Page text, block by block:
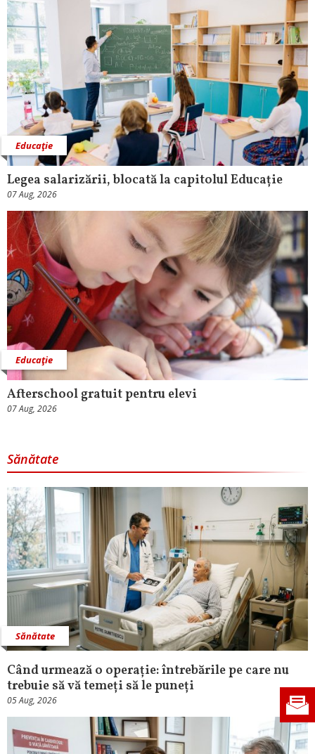
Educaţie
Legea salarizării, blocată la capitolul Educație
07 Aug, 2026
Educaţie
Afterschool gratuit pentru elevi
07 Aug, 2026
Sănătate
Sănătate
Când urmează o operație: întrebările pe care nu
trebuie să vă temeți să le puneți
05 Aug, 2026